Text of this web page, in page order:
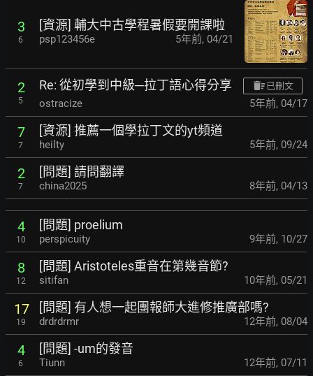
3
6
[資源] 輔大中古學程暑假要開課啦
psp123456e 5年前, 04/21
2
5
Re: 從初學到中級─拉丁語心得分享 已刪文
ostracize 5年前, 04/17
7
7
[資源] 推薦一個學拉丁文的yt頻道
heilty 5年前, 09/24
2
7
[問題] 請問翻譯
china2025 8年前, 04/13
4
10
[問題] proelium
perspicuity 9年前, 10/27
8
12
[問題] Aristoteles重音在第幾音節?
sitifan 10年前, 05/21
17
19
[問題] 有人想一起團報師大進修推廣部嗎?
drdrdrmr 12年前, 08/04
4
6
[問題] -um的發音
Tiunn 12年前, 07/11